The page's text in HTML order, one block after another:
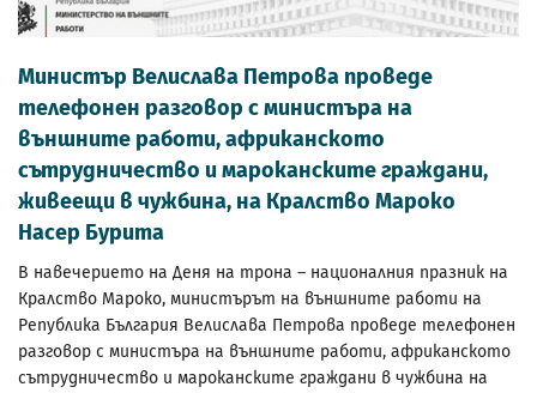
Министър Велислава Петрова проведе
телефонен разговор с министъра на
външните работи, африканското
сътрудничество и мароканските граждани,
живеещи в чужбина, на Кралство Мароко
Насер Бурита
В навечерието на Деня на трона – националния празник на
Кралство Мароко, министърът на външните работи на
Република България Велислава Петрова проведе телефонен
разговор с министъра на външните работи, африканското
сътрудничество и мароканските граждани в чужбина на